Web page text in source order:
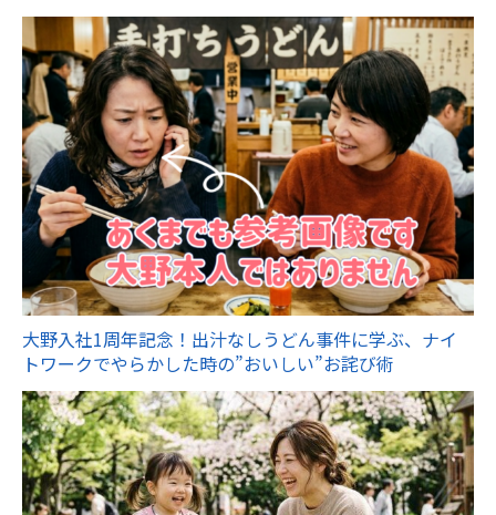
大野入社1周年記念！出汁なしうどん事件に学ぶ、ナイ
トワークでやらかした時の”おいしい”お詫び術